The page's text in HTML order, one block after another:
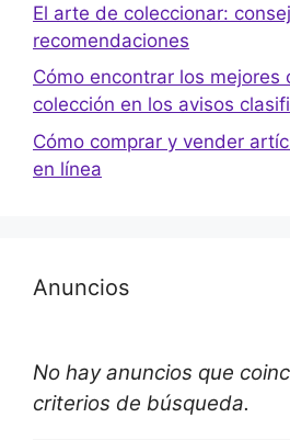
El arte de coleccionar:
recomendaciones
Cómo encontrar los mejores
colección en los avisos
Cómo comprar y vender
en línea
Anuncios
No hay anuncios que
criterios de búsqueda.